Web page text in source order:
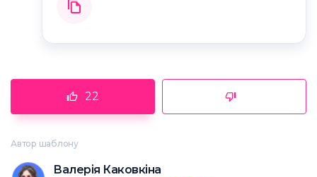
22
Автор шаблону
Валерія Каковкіна